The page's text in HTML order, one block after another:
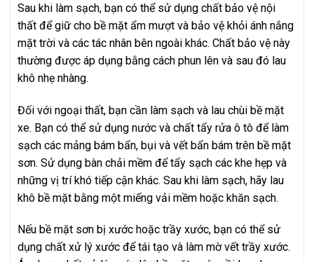
Sau khi làm sạch, bạn có thể sử dụng chất bảo vệ nội
thất để giữ cho bề mặt ẩm mượt và bảo vệ khỏi ánh nắng
mặt trời và các tác nhân bên ngoài khác. Chất bảo vệ này
thường được áp dụng bằng cách phun lên và sau đó lau
khô nhẹ nhàng.
Đối với ngoại thất, bạn cần làm sạch và lau chùi bề mặt
xe. Bạn có thể sử dụng nước và chất tẩy rửa ô tô để làm
sạch các mảng bám bẩn, bụi và vết bẩn bám trên bề mặt
sơn. Sử dụng bàn chải mềm để tẩy sạch các khe hẹp và
những vị trí khó tiếp cận khác. Sau khi làm sạch, hãy lau
khô bề mặt bằng một miếng vải mềm hoặc khăn sạch.
Nếu bề mặt sơn bị xước hoặc trầy xước, bạn có thể sử
dụng chất xử lý xước để tái tạo và làm mờ vết trầy xước.